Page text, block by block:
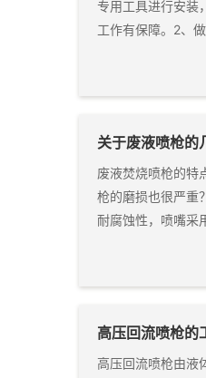
专用工具进行安装
工作有保障。2、
关于废液喷枪的
废液焚烧喷枪的特
枪的磨损也很严重
耐腐蚀性，喷嘴采
高压回流喷枪的
高压回流喷枪由液